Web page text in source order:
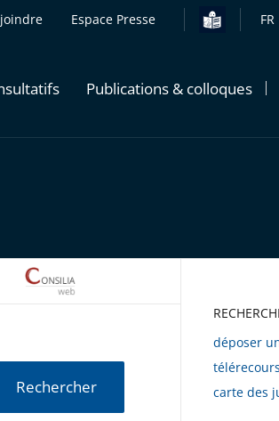
Espace Presse FR
Publications & colloques
Rechercher
déposer
télérecours
carte des